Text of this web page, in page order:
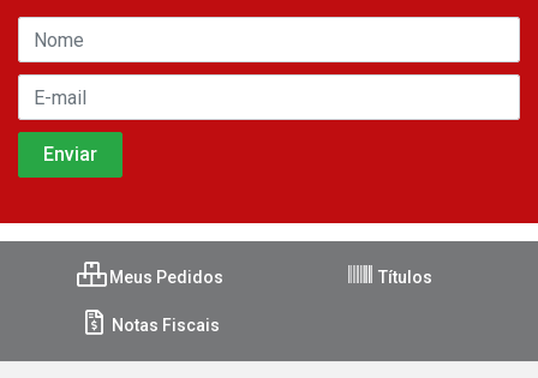
Meus Pedidos Títulos
Notas Fiscais